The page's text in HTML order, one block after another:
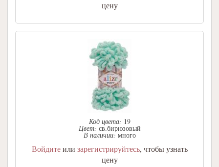
цену
Код цвета: 19
Цвет: св.бирюзовый
В наличии: много
Войдитеили зарегистрируйтесь, чтобы узнать
цену